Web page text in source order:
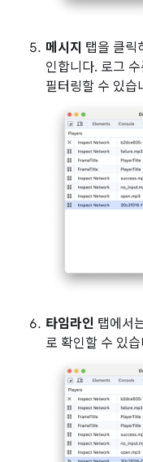
메시지 탭을 클릭
인합니다. 로그
필터링할 수 있습
타임라인 탭에서
로 확인할 수 있